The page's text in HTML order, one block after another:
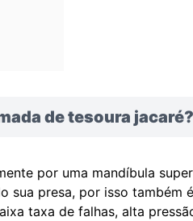
de tesoura jacaré?
por uma mandíbula
presa, por isso também
taxa de falhas, alta